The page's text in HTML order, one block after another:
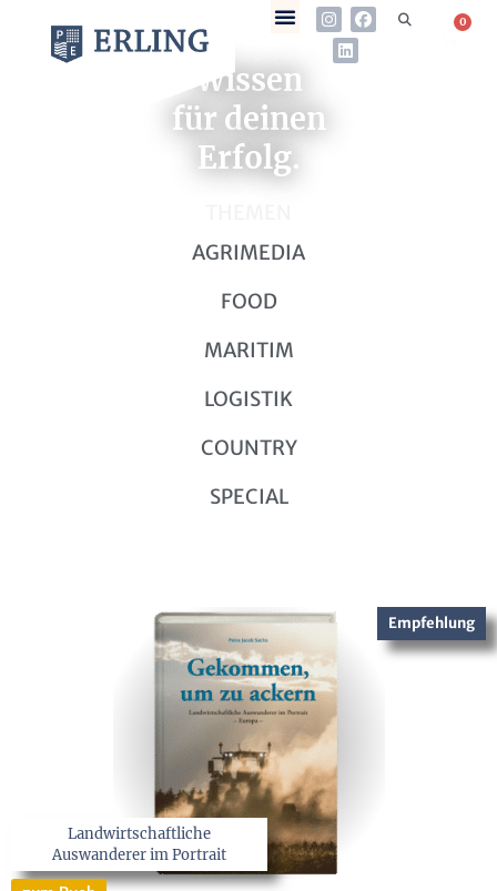
0
Wissen
für deinen
Erfolg.
Empfehlung
Landwirtschaftliche
Auswanderer im Portrait
AGRIMEDIA
FOOD
MARITIM
LOGISTIK
COUNTRY
SPECIAL